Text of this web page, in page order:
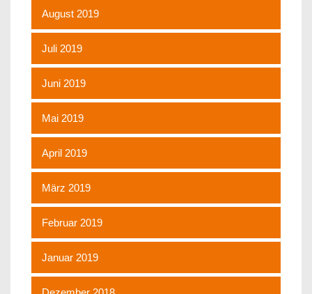
August 2019
Juli 2019
Juni 2019
Mai 2019
April 2019
März 2019
Februar 2019
Januar 2019